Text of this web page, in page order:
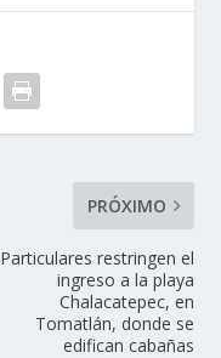
PRÓXIMO
Particulares restringen el
ingreso a la playa
Chalacatepec, en
Tomatlán, donde se
edifican cabañas